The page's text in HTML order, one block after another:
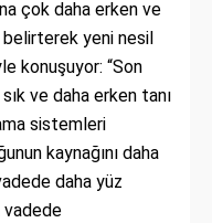
çok daha erken ve
yeni nesil
konuşuyor: “Son
ve daha erken tanı
sistemleri
kaynağını daha
daha yüz
vadede